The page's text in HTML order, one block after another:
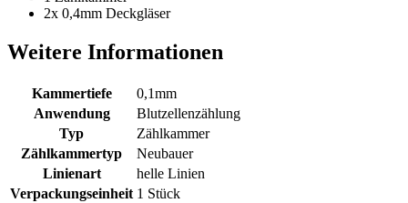
2x 0,4mm Deckgläser
Weitere Informationen
Kammertiefe
0,1mm
Anwendung
Blutzellenzählung
Typ
Zählkammer
Zählkammertyp
Neubauer
Linienart
helle Linien
Verpackungseinheit 1 Stück